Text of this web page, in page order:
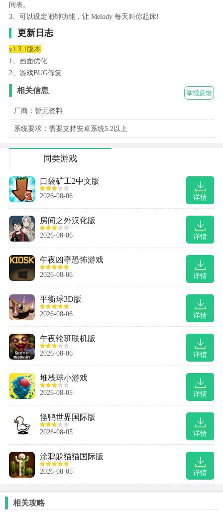
间表。
3、可以设定闹钟功能，让 Melody 每天叫你起床!
更新日志
v1.3.1版本
1、画面优化
2、游戏BUG修复
举报反馈
相关信息
厂商：暂无资料
系统要求：需要支持安卓系统5.2以上
同类游戏
详情
口袋矿工2中文版
2026-08-06
详情
房间之外汉化版
2026-08-06
详情
午夜凶亭恐怖游戏
2026-08-06
详情
平衡球3D版
2026-08-06
详情
午夜轮班联机版
2026-08-06
详情
堆栈球小游戏
2026-08-05
详情
怪鸭世界国际版
2026-08-05
详情
涂鸦躲猫猫国际版
2026-08-05
相关攻略